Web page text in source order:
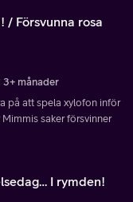
/ Försvunna rosa
månader
på att spela xylofon inför
saker försvinner
I rymden!